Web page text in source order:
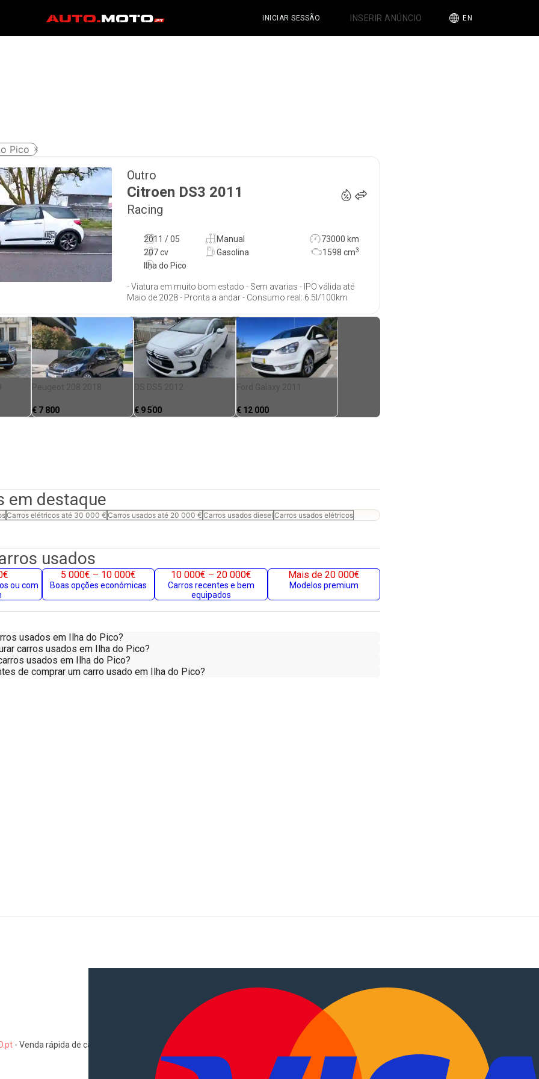
INICIAR SESSÃO INSERIR ANÚNCIO EN
Pico
Outro
Citroen DS3 2011
Racing
2011 / 05 Manual
73000 km
207 cv
Gasolina 1598 cm3
Ilha do Pico
- Viatura em muito bom estado - Sem avarias - IPO válida até
Maio de 2028 - Pronta a andar - Consumo real: 6.5l/100km
Peugeot 208 2018
€ 7 800
DS DS5 2012
€ 9 500
Ford Galaxy 2011
€ 12 000
em destaque
Carros elétricos até 30 000 € Carros usados até 20 000 € Carros usados diesel Carros usados elétricos
usados
ou com
5 000€ – 10 000€
Boas opções económicas
10 000€ – 20 000€
Carros recentes e bem
equipados
Mais de 20 000€
Modelos premium
usados em Ilha do Pico?
carros usados em Ilha do Pico?
usados em Ilha do Pico?
de comprar um carro usado em Ilha do Pico?
- Venda rápida de carros, motas, comerciais, pesados, camiões, autocaravanas
Informações